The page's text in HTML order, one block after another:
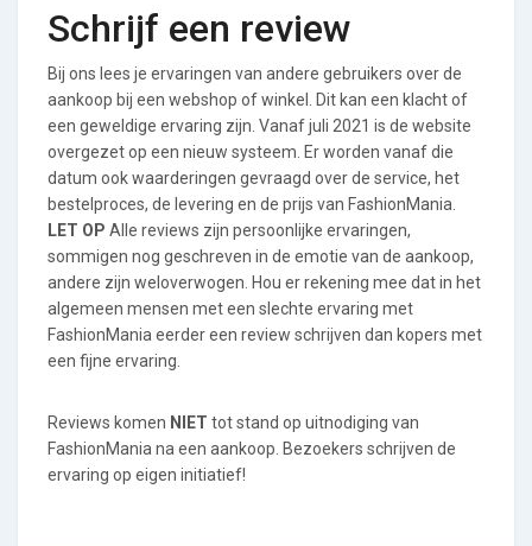
Schrijf een review
Bij ons lees je ervaringen van andere gebruikers over de
aankoop bij een webshop of winkel. Dit kan een klacht of
een geweldige ervaring zijn. Vanaf juli 2021 is de website
overgezet op een nieuw systeem. Er worden vanaf die
datum ook waarderingen gevraagd over de service, het
bestelproces, de levering en de prijs van FashionMania.
LET OP Alle reviews zijn persoonlijke ervaringen,
sommigen nog geschreven in de emotie van de aankoop,
andere zijn weloverwogen. Hou er rekening mee dat in het
algemeen mensen met een slechte ervaring met
FashionMania eerder een review schrijven dan kopers met
een fijne ervaring.
Reviews komen NIET tot stand op uitnodiging van
FashionMania na een aankoop. Bezoekers schrijven de
ervaring op eigen initiatief!